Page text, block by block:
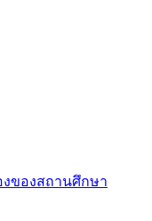
งของสถานศึกษา